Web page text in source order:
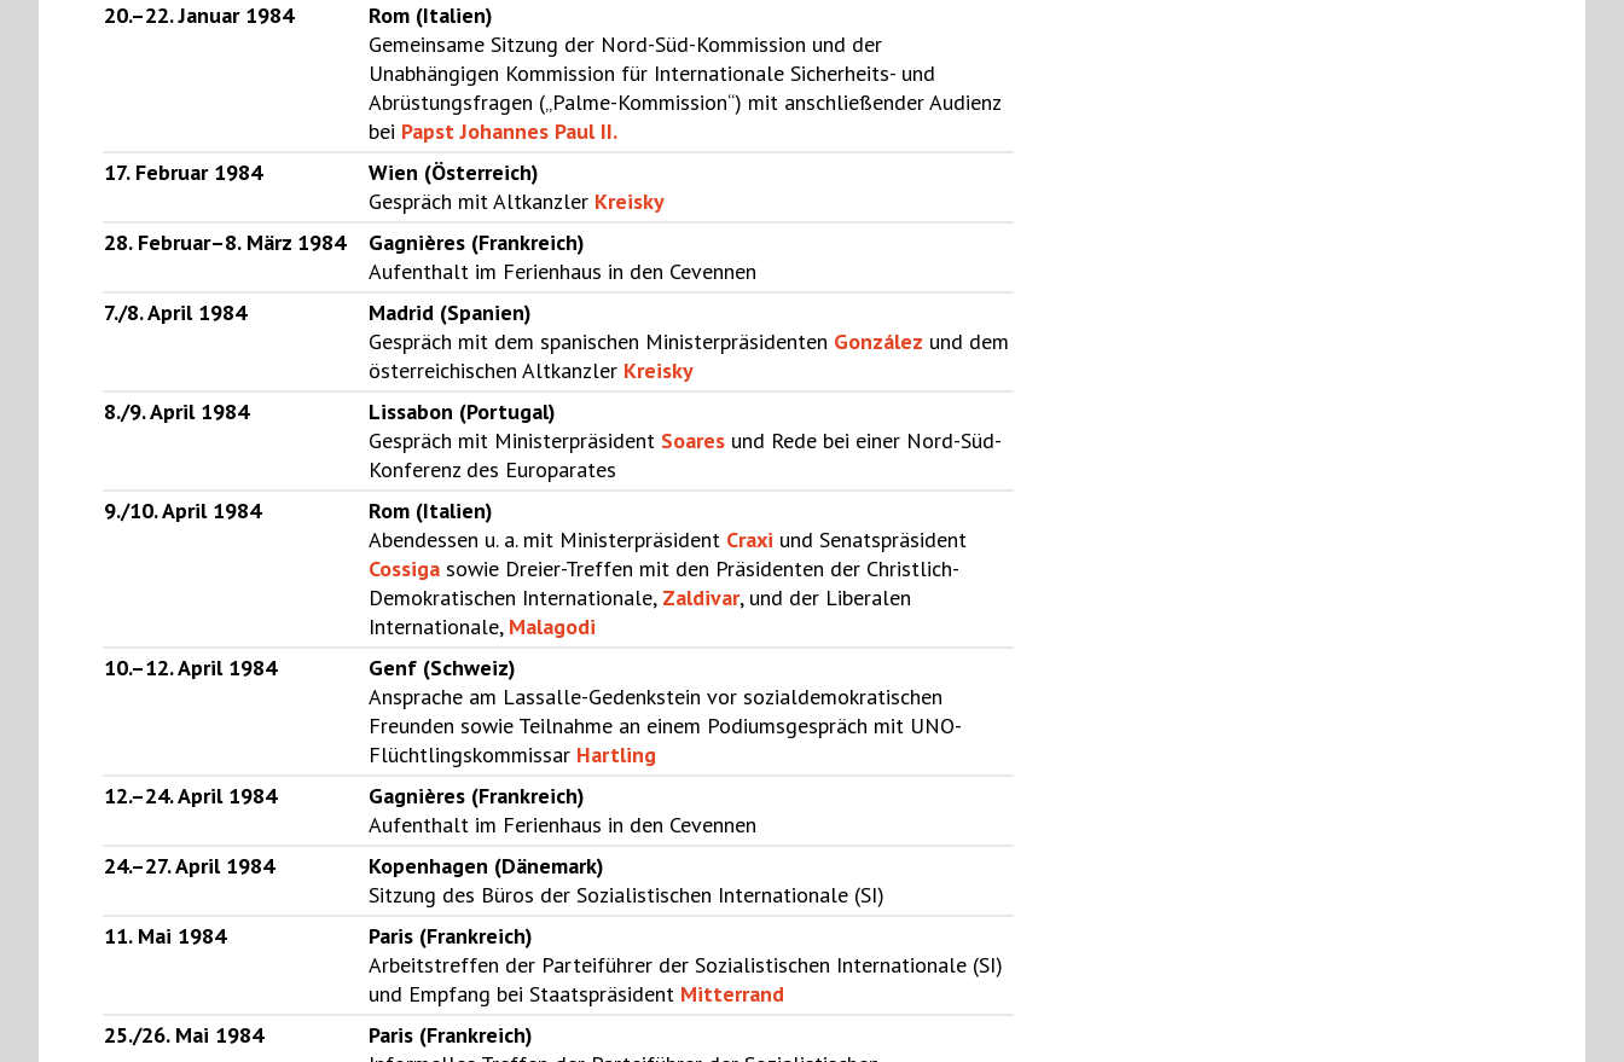
20.–22. Januar 1984
Rom (Italien)
Gemeinsame Sitzung der Nord-Süd-Kommission und der
Unabhängigen Kommission für Internationale Sicherheits- und
Abrüstungsfragen („Palme-Kommission“) mit anschließender Audienz
bei Papst Johannes Paul II.
17. Februar 1984
Wien (Österreich)
Gespräch mit Altkanzler Kreisky
28. Februar–8. März 1984
Gagnières (Frankreich)
Aufenthalt im Ferienhaus in den Cevennen
7./8. April 1984
Madrid (Spanien)
Gespräch mit dem spanischen Ministerpräsidenten González und dem
österreichischen Altkanzler Kreisky
8./9. April 1984
Lissabon (Portugal)
Gespräch mit Ministerpräsident Soares und Rede bei einer Nord-Süd-
Konferenz des Europarates
9./10. April 1984
Rom (Italien)
Abendessen u. a. mit Ministerpräsident Craxi und Senatspräsident
Cossiga sowie Dreier-Treffen mit den Präsidenten der Christlich-
Demokratischen Internationale, Zaldivar, und der Liberalen
Internationale, Malagodi
10.–12. April 1984
Genf (Schweiz)
Ansprache am Lassalle-Gedenkstein vor sozialdemokratischen
Freunden sowie Teilnahme an einem Podiumsgespräch mit UNO-
Flüchtlingskommissar Hartling
12.–24. April 1984
Gagnières (Frankreich)
Aufenthalt im Ferienhaus in den Cevennen
24.–27. April 1984
Kopenhagen (Dänemark)
Sitzung des Büros der Sozialistischen Internationale (SI)
11. Mai 1984
Paris (Frankreich)
Arbeitstreffen der Parteiführer der Sozialistischen Internationale (SI)
und Empfang bei Staatspräsident Mitterrand
25./26. Mai 1984
Paris (Frankreich)